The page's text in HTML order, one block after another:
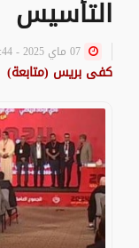
التأسيس
كفى بريس (متابعة)